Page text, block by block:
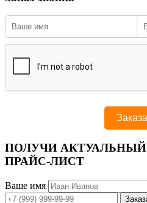
ПОЛУЧИ АКТУАЛЬНЫЙ
ПРАЙС-ЛИСТ
Ваше имя